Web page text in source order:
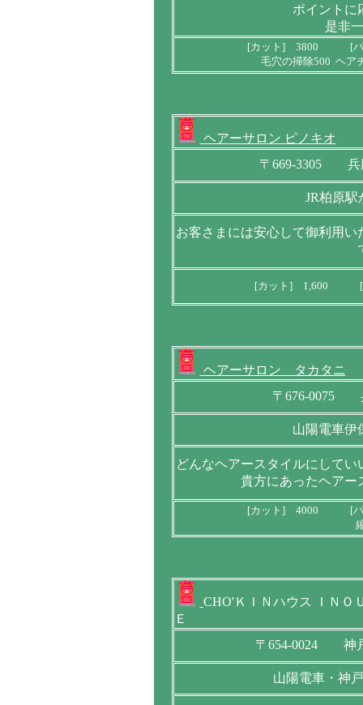
ポイントに
是非
[カット] 3800 [パ
毛穴の掃除500 ヘア
ヘアーサロン ピノキオ
〒669-3305 兵
JR柏原駅
お客さまには安心して御利用
[カット] 1,600 [
ヘアーサロン タカタニ
〒676-0075
山陽電車伊
どんなヘアースタイルにして
貴方にあったヘアー
[カット] 4000 [パ
CHO'ＫＩＮハウス ＩＮＯ
Ｅ
〒654-0024 神
山陽電車・神